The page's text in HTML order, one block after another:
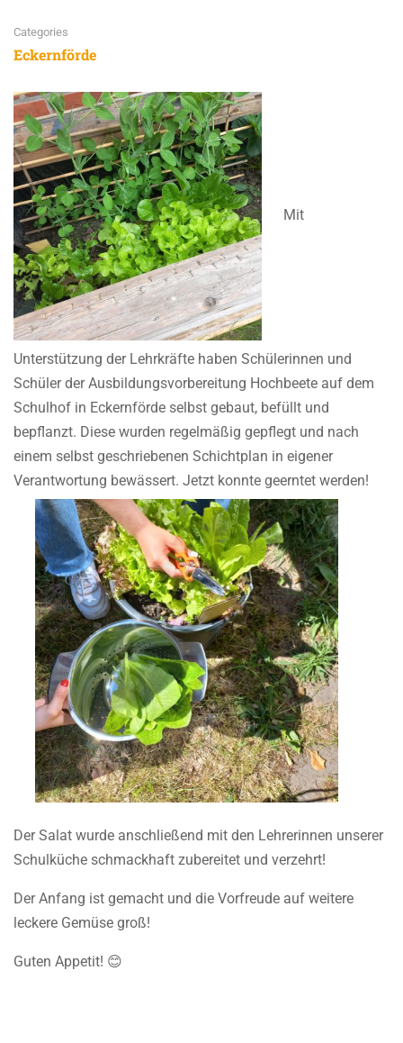
Categories
Eckernförde
Mit
Unterstützung der Lehrkräfte haben Schülerinnen und
Schüler der Ausbildungsvorbereitung Hochbeete auf dem
Schulhof in Eckernförde selbst gebaut, befüllt und
bepflanzt. Diese wurden regelmäßig gepflegt und nach
einem selbst geschriebenen Schichtplan in eigener
Verantwortung bewässert. Jetzt konnte geerntet werden!
Der Salat wurde anschließend mit den Lehrerinnen unserer
Schulküche schmackhaft zubereitet und verzehrt!
Der Anfang ist gemacht und die Vorfreude auf weitere
leckere Gemüse groß!
Guten Appetit! 😊